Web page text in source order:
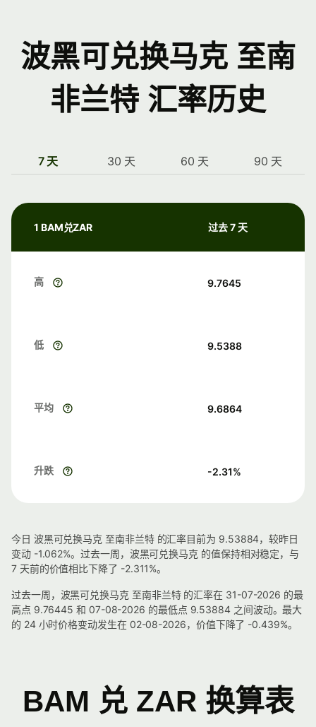
波黑可兑换马克 至南
非兰特 汇率历史
7 天 30 天 60 天 90 天
1 BAM兑ZAR 过去 7 天
高 9.7645
低 9.5388
平均 9.6864
升跌 -2.31%
今日 波黑可兑换马克 至南非兰特 的汇率目前为 9.53884，较昨日
变动 -1.062%。过去一周，波黑可兑换马克 的值保持相对稳定，与
7 天前的价值相比下降了 -2.311%。
过去一周，波黑可兑换马克 至南非兰特 的汇率在 31-07-2026 的最
高点 9.76445 和 07-08-2026 的最低点 9.53884 之间波动。最大
的 24 小时价格变动发生在 02-08-2026，价值下降了 -0.439%。
BAM 兑 ZAR 换算表